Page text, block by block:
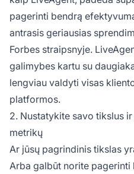
pagerinti bendrą
antrasis geriausias
Forbes straipsnyje.
galimybes kartu su
lengviau valdyti visas
platformos.
2. Nustatykite savo tikslus
metrikų
Ar jūsų pagrindinis tikslas
Arba galbūt norite pagerinti